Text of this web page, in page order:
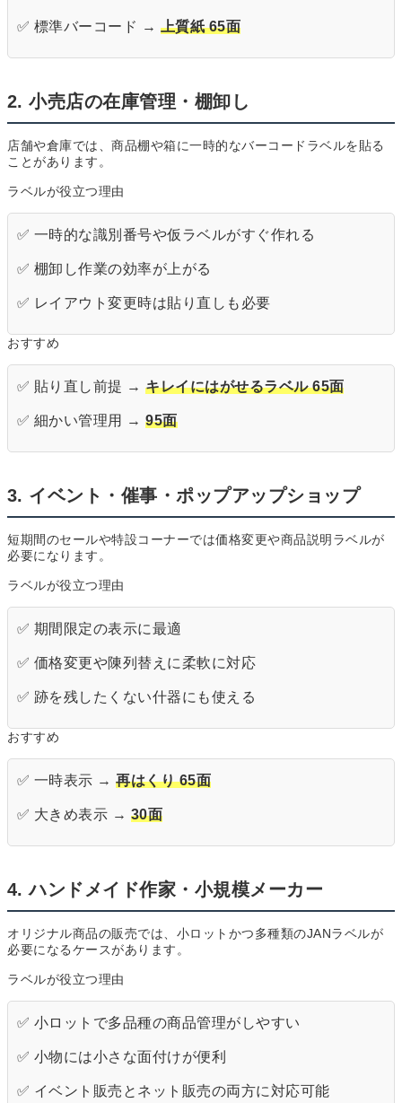
✅ 標準バーコード → 上質紙 65面
2. 小売店の在庫管理・棚卸し
店舗や倉庫では、商品棚や箱に一時的なバーコードラベルを貼る
ことがあります。
ラベルが役立つ理由
✅ 一時的な識別番号や仮ラベルがすぐ作れる
✅ 棚卸し作業の効率が上がる
✅ レイアウト変更時は貼り直しも必要
おすすめ
✅ 貼り直し前提 →キレイにはがせるラベル 65面
✅ 細かい管理用 →95面
3. イベント・催事・ポップアップショップ
短期間のセールや特設コーナーでは価格変更や商品説明ラベルが
必要になります。
ラベルが役立つ理由
✅ 期間限定の表示に最適
✅ 価格変更や陳列替えに柔軟に対応
✅ 跡を残したくない什器にも使える
おすすめ
✅ 一時表示 →再はくり 65面
✅ 大きめ表示 → 30面
4. ハンドメイド作家・小規模メーカー
オリジナル商品の販売では、小ロットかつ多種類のJANラベルが
必要になるケースがあります。
ラベルが役立つ理由
✅ 小ロットで多品種の商品管理がしやすい
✅ 小物には小さな面付けが便利
✅ イベント販売とネット販売の両方に対応可能